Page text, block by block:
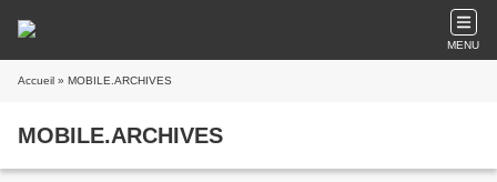
MENU
Accueil » MOBILE.ARCHIVES
MOBILE.ARCHIVES